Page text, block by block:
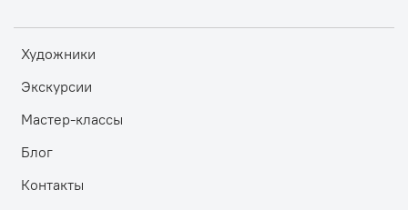
Художники
Экскурсии
Мастер-классы
Блог
Контакты